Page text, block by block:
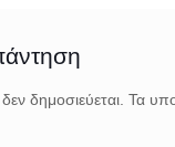
δημοσιεύεται. Τα